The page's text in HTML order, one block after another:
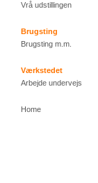
Vrå udstillingen
Brugsting
Brugsting m.m.
Værkstedet
Arbejde undervejs
Home